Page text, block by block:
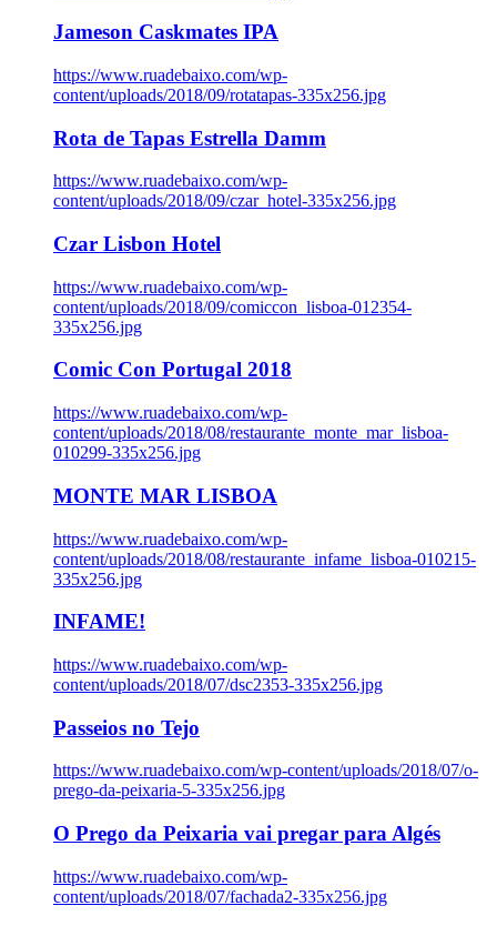
Jameson Caskmates IPA
https://www.ruadebaixo.com/wp-
content/uploads/2018/09/rotatapas-335x256.jpg
Rota de Tapas Estrella Damm
https://www.ruadebaixo.com/wp-
content/uploads/2018/09/czar_hotel-335x256.jpg
Czar Lisbon Hotel
https://www.ruadebaixo.com/wp-
content/uploads/2018/09/comiccon_lisboa-012354-
335x256.jpg
Comic Con Portugal 2018
https://www.ruadebaixo.com/wp-
content/uploads/2018/08/restaurante_monte_mar_lisboa-
010299-335x256.jpg
MONTE MAR LISBOA
https://www.ruadebaixo.com/wp-
content/uploads/2018/08/restaurante_infame_lisboa-010215-
335x256.jpg
INFAME!
https://www.ruadebaixo.com/wp-
content/uploads/2018/07/dsc2353-335x256.jpg
Passeios no Tejo
https://www.ruadebaixo.com/wp-content/uploads/2018/07/o-
prego-da-peixaria-5-335x256.jpg
O Prego da Peixaria vai pregar para Algés
https://www.ruadebaixo.com/wp-
content/uploads/2018/07/fachada2-335x256.jpg